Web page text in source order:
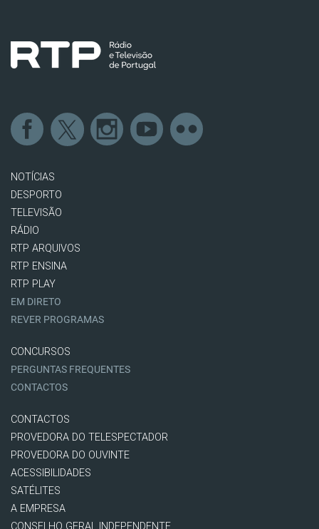
NOTÍCIAS
DESPORTO
TELEVISÃO
RÁDIO
RTP ARQUIVOS
RTP ENSINA
RTP PLAY
EM DIRETO
REVER PROGRAMAS
CONCURSOS
PERGUNTAS FREQUENTES
CONTACTOS
CONTACTOS
PROVEDORA DO TELESPECTADOR
PROVEDORA DO OUVINTE
ACESSIBILIDADES
SATÉLITES
A EMPRESA